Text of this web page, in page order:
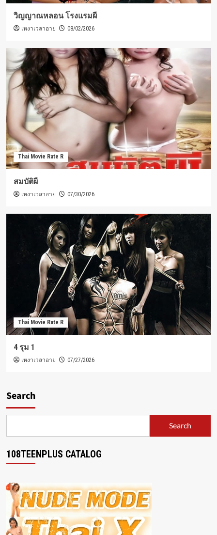
วิญญาณหลอน โรงแรมผี
เหงาเวลาอาย 08/02/2026
Thai Movie Rate R
สมบัติผี
เหงาเวลาอาย 07/30/2026
Thai Movie Rate R
4 รุม 1
เหงาเวลาอาย 07/27/2026
Search
Search
108TEENPLUS CATALOG